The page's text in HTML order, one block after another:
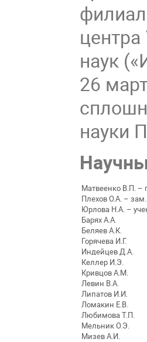
наук
26
науки
Матвеенко В.П. –
Плехов О.А. –
Юрлова Н.А. –
Барях А.А.
Беляев А.К.
Горячева И.Г.
Индейцев Д.А.
Келлер И.Э.
Кривцов А.М.
Левин В.А.
Липатов И.И.
Ломакин Е.В.
Любимова Т.П.
Мельник О.Э.
Мизев А.И.